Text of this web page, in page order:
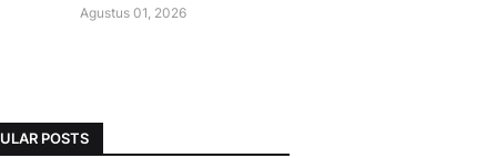
Agustus 01, 2026
POSTS